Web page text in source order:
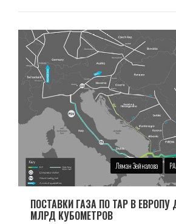
Ляман Зейналова
ПОСТАВКИ ГАЗА ПО TAP В
МЛРД КУБОМЕТРОВ